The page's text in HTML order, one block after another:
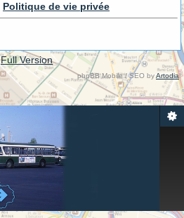
Politique de vie privée
Full Version
phpBB Mobile / SEO byArtodia.